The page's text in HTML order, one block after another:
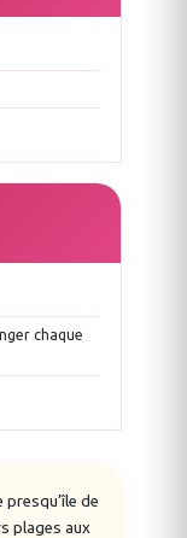
chaque
presqu’île de
plages aux